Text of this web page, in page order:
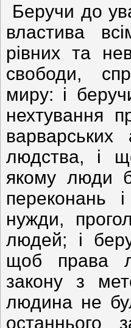
Беручи до
властива
рівних та
свободи,
миру: і
нехтування
варварських
людства, і
якому люди
переконань
нужди,
людей; і
щоб права
закону з
людина не
останнього